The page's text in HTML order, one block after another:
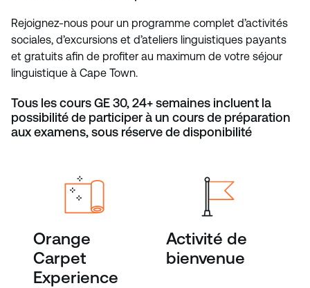
Rejoignez-nous pour un programme complet d’activités
sociales, d’excursions et d’ateliers linguistiques payants
et gratuits afin de profiter au maximum de votre séjour
linguistique à Cape Town.
Tous les cours GE 30, 24+ semaines incluent la
possibilité de participer à un cours de préparation
aux examens, sous réserve de disponibilité
Orange
Carpet
Experience
Activité de
bienvenue